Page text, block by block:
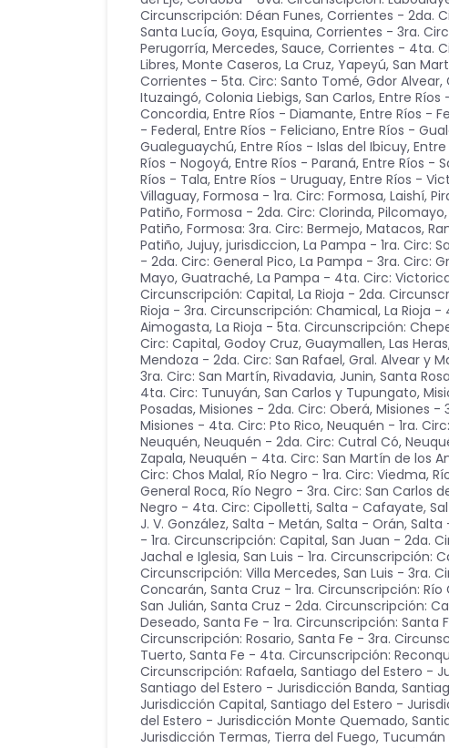
Circunscripción: Déan Funes, Corrientes - 2da.
Santa Lucía, Goya, Esquina, Corrientes - 3ra.
Perugorría, Mercedes, Sauce, Corrientes - 4ta.
Libres, Monte Caseros, La Cruz, Yapeyú, San
Corrientes - 5ta. Circ: Santo Tomé, Gdor Alvear,
Ituzaingó, Colonia Liebigs, San Carlos, Entre Ríos
Concordia, Entre Ríos - Diamante, Entre Ríos -
- Federal, Entre Ríos - Feliciano, Entre Ríos -
Gualeguaychú, Entre Ríos - Islas del Ibicuy, Entre
Ríos - Nogoyá, Entre Ríos - Paraná, Entre Ríos -
Ríos - Tala, Entre Ríos - Uruguay, Entre Ríos -
Villaguay, Formosa - 1ra. Circ: Formosa, Laishí,
Patiño, Formosa - 2da. Circ: Clorinda,
Patiño, Formosa: 3ra. Circ: Bermejo, Matacos,
Patiño, Jujuy, jurisdiccion, La Pampa - 1ra. Circ:
- 2da. Circ: General Pico, La Pampa - 3ra. Circ:
Mayo, Guatraché, La Pampa - 4ta. Circ:
Circunscripción: Capital, La Rioja - 2da.
Rioja - 3ra. Circunscripción: Chamical, La Rioja -
Aimogasta, La Rioja - 5ta. Circunscripción:
Circ: Capital, Godoy Cruz, Guaymallen, Las
Mendoza - 2da. Circ: San Rafael, Gral. Alvear y
3ra. Circ: San Martín, Rivadavia, Junin, Santa
4ta. Circ: Tunuyán, San Carlos y Tupungato,
Posadas, Misiones - 2da. Circ: Oberá, Misiones -
Misiones - 4ta. Circ: Pto Rico, Neuquén - 1ra.
Neuquén, Neuquén - 2da. Circ: Cutral Có,
Zapala, Neuquén - 4ta. Circ: San Martín de los
Circ: Chos Malal, Río Negro - 1ra. Circ: Viedma,
General Roca, Río Negro - 3ra. Circ: San Carlos
Negro - 4ta. Circ: Cipolletti, Salta - Cafayate,
J. V. González, Salta - Metán, Salta - Orán, Salta
- 1ra. Circunscripción: Capital, San Juan - 2da.
Jachal e Iglesia, San Luis - 1ra. Circunscripción:
Circunscripción: Villa Mercedes, San Luis - 3ra.
Concarán, Santa Cruz - 1ra. Circunscripción: Río
San Julián, Santa Cruz - 2da. Circunscripción:
Deseado, Santa Fe - 1ra. Circunscripción: Santa
Circunscripción: Rosario, Santa Fe - 3ra.
Tuerto, Santa Fe - 4ta. Circunscripción:
Circunscripción: Rafaela, Santiago del Estero -
Santiago del Estero - Jurisdicción Banda,
Jurisdicción Capital, Santiago del Estero -
del Estero - Jurisdicción Monte Quemado,
Jurisdicción Termas, Tierra del Fuego, Tucumán